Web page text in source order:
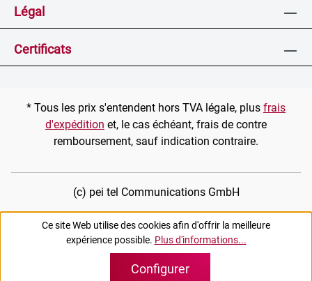
Légal
Certificats
* Tous les prix s'entendent hors TVA légale, plus frais
d'expédition et, le cas échéant, frais de contre
remboursement, sauf indication contraire.
(c) pei tel Communications GmbH
Ce site Web utilise des cookies afin d'offrir la meilleure
expérience possible. Plus d'informations...
Configurer